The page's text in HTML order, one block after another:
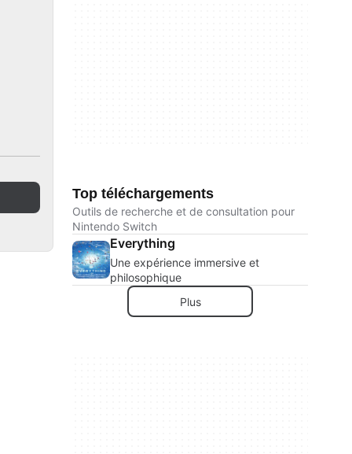
Top téléchargements
Outils de recherche et de consultation pour
Nintendo Switch
Everything
Une expérience immersive et
philosophique
Plus